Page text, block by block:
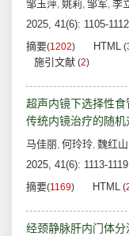
邹玉萍, 姚莉, 邹军, 李
2025, 41(6): 1105-
摘要(1202) HTML (
施引文献 (2)
超声内镜下选择性
传统内镜治疗的随机
马佳丽, 何玲玲, 魏红山
2025, 41(6): 1113-
摘要(1169) HTML (
经颈静脉肝内门体